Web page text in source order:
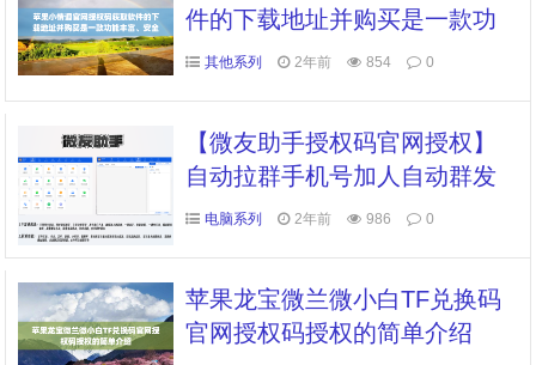
件的下载地址并购买是一款功
能丰富、安全可靠的微信辅助
其他系列 2年前 854 0
【微友助手授权码官网授权】
自动拉群手机号加人自动群发
加群还有支持百款高级功能
电脑系列 2年前 986 0
苹果龙宝微兰微小白TF兑换码
官网授权码授权的简单介绍